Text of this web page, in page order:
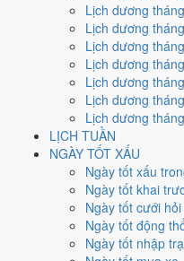
Lịch dương
Lịch dương
Lịch dương
Lịch dương
Lịch dương
Lịch dương
Lịch dương
LỊCH TUẦN
NGÀY TỐT XẤU
Ngày tốt xấu
Ngày tốt khai
Ngày tốt cưới
Ngày tốt động
Ngày tốt nhập
Nguyễn Minh An·Cập
2003 (Quý Mùi), Tết
Quý Mùi 2003có Thiên
Thổ. Nạp Âm làDương Liễu
Thổ khắc Thủy (tương khắc),
Cả năm có85 ngày đạt mức
. Mức này chấm theo thang 5
ngày, không phải chỉ đếm ngày
Tết Nguyên đán rơi vào1/2/
hướng Đông Nam
Sửuxung Thái Tuế,